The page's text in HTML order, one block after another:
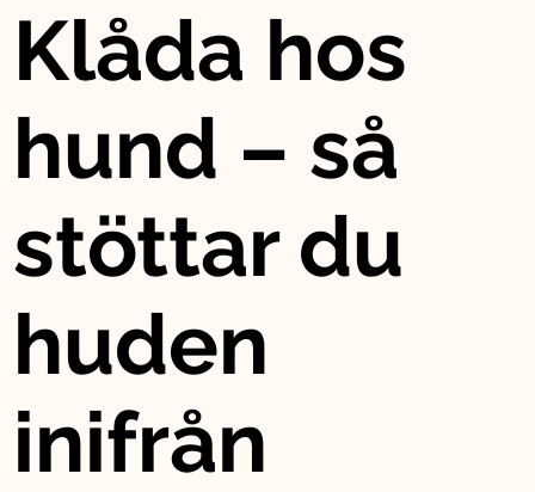
Klåda hos
hund – så
stöttar du
huden
inifrån